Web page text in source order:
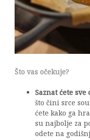
Što vas očekuje?
Saznat ćete sve
što čini srce
ćete kako ga
su najbolje za
odete na